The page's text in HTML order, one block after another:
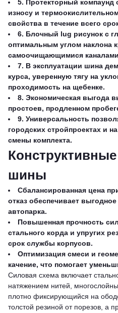
5. Протекторный компаунд
износу и
свойства в течение всего
6. Блочный lug рисунок с
оптимальным углом наклона
самоочищающимися
7. В эксплуатации шина
курса, уверенную тягу на
проходимость на щебенке.
8. Экономическая выгода
простоев, продленном
9. Универсальность
городских стройпроектах и
смены комплекта.
шины
Сбалансированная цена
отказ обеспечивает
автопарка.
Повышенная прочность
стального корда и упругих
срок службы корпусов.
Оптимизация смеси и
качение, что помогает
Силовая схема включает
натяжением нитей,
плотно фиксирующийся на
толстой резиной от порезов, а